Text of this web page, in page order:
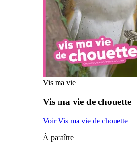
Vis ma vie
Vis ma vie de chouette
Voir Vis ma vie de chouette
À paraître